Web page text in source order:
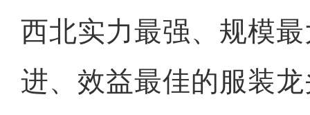
西北实力最强、规模
进、效益最佳的服装